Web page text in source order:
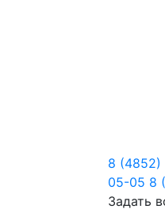
8 (4852)
05-05 8
Задать